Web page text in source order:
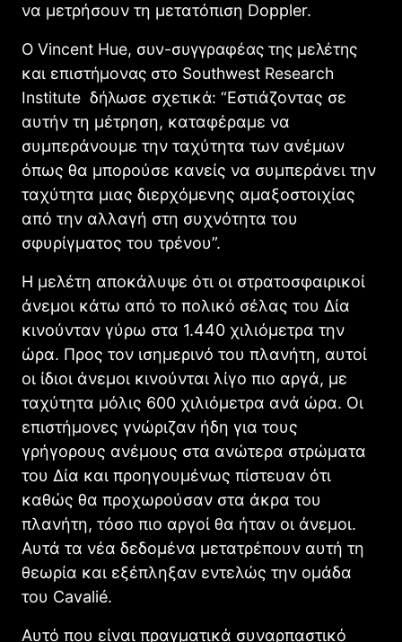
να μετρήσουν τη μετατόπιση Doppler.
Ο Vincent Hue, συν-συγγραφέας της μελέτης
και επιστήμονας στο Southwest Research
Institute δήλωσε σχετικά: “Εστιάζοντας σε
αυτήν τη μέτρηση, καταφέραμε να
συμπεράνουμε την ταχύτητα των ανέμων
όπως θα μπορούσε κανείς να συμπεράνει την
ταχύτητα μιας διερχόμενης αμαξοστοιχίας
από την αλλαγή στη συχνότητα του
σφυρίγματος του τρένου”.
Η μελέτη αποκάλυψε ότι οι στρατοσφαιρικοί
άνεμοι κάτω από το πολικό σέλας του Δία
κινούνταν γύρω στα 1.440 χιλιόμετρα την
ώρα. Προς τον ισημερινό του πλανήτη, αυτοί
οι ίδιοι άνεμοι κινούνται λίγο πιο αργά, με
ταχύτητα μόλις 600 χιλιόμετρα ανά ώρα. Οι
επιστήμονες γνώριζαν ήδη για τους
γρήγορους ανέμους στα ανώτερα στρώματα
του Δία και προηγουμένως πίστευαν ότι
καθώς θα προχωρούσαν στα άκρα του
πλανήτη, τόσο πιο αργοί θα ήταν οι άνεμοι.
Αυτά τα νέα δεδομένα μετατρέπουν αυτή τη
θεωρία και εξέπληξαν εντελώς την ομάδα
του Cavalié.
Αυτό που είναι πραγματικά συναρπαστικό